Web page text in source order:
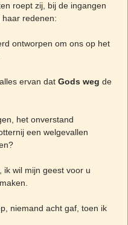
roept zij, bij de ingangen
redenen:
ontworpen om ons op het
ervan dat Gods weg de
het onverstand
een welgevallen
ik wil mijn geest voor u
niemand acht gaf, toen ik